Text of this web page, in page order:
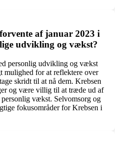
af januar 2023 i
udvikling og vækst?
personlig udvikling og vækst
mulighed for at reflektere over
skridt til at nå dem. Krebsen
og være villig til at træde ud af
vækst. Selvomsorg og
fokusområder for Krebsen i